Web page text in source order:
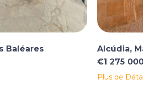
Baléares
Alcúdia,
€1 275 000
Plus de Détails